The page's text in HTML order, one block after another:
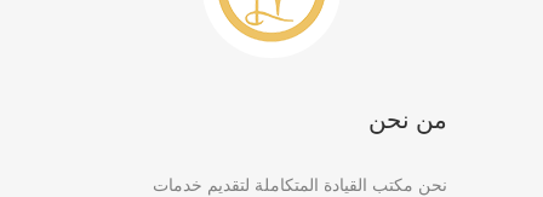
من نحن
نحن مكتب القيادة المتكاملة لتقديم خدمات